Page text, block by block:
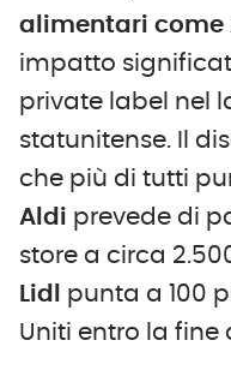
alimentari come
impatto
private label nel
statunitense. Il
che più di tutti
Aldi prevede di
store a circa
Lidl punta a 100
Uniti entro la fine